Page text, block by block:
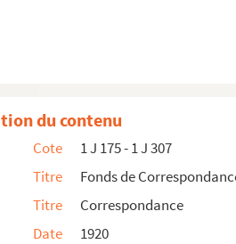
pédagogique D. Lefort, Seine-
et la protection des oiseaux)
du contenu
Cote
1 J 175 - 1 J 307
Titre
Fonds de
Titre
Correspondance
Date
1920